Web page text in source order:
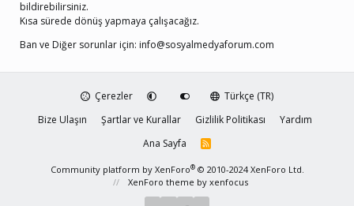
bildirebilirsiniz.
Kısa sürede dönüş yapmaya çalışacağız.
Ban ve Diğer sorunlar için: info@sosyalmedyaforum.com
Çerezler
Türkçe (TR)
Bize Ulaşın
Şartlar ve Kurallar Gizlilik Politikası
Yardım
Ana Sayfa
R
Community platform by XenForo® © 2010-2024 XenForo Ltd.
XenForo theme by xenfocus